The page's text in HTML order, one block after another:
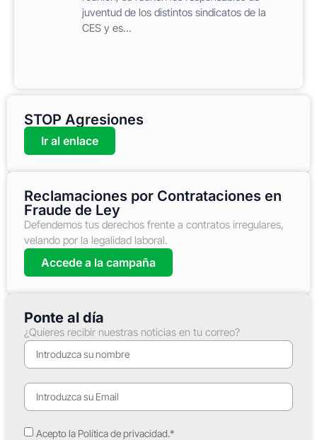
juventud de los distintos sindicatos de la
CES y es...
STOP Agresiones
Ir al enlace
Reclamaciones por Contrataciones en
Fraude de Ley
Defendemos tus derechos frente a contratos irregulares,
velando por la legalidad laboral.
Accede a la campaña
Ponte al día
¿Quieres recibir nuestras noticias en tu correo?
Acepto la Política de privacidad.*